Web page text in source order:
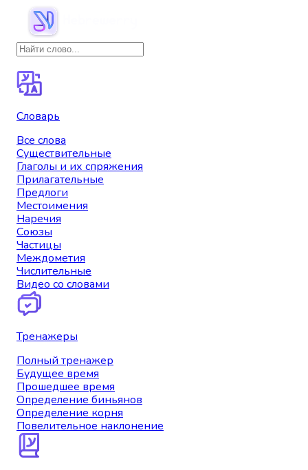
Словарь
Все слова
Существительные
Глаголы и их спряжения
Прилагательные
Предлоги
Местоимения
Наречия
Союзы
Частицы
Междометия
Числительные
Видео со словами
Тренажеры
Полный тренажер
Будущее время
Прошедшее время
Определение биньянов
Определение корня
Повелительное наклонение